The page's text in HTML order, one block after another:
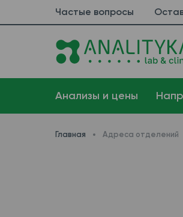
Частые вопросы
Анализы и цены
Главная Адреса отделений